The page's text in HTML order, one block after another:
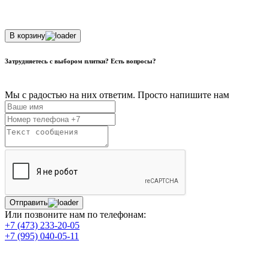
В корзину
Затрудняетесь с выбором плитки? Есть вопросы?
Мы с радостью на них ответим. Просто напишите нам
Отправить
Или позвоните нам по телефонам:
+7 (473) 233-20-05
+7 (995) 040-05-11